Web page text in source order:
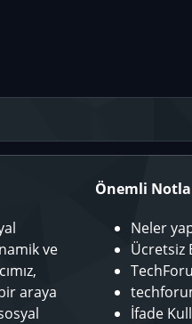
ve
araya
Önemli
Neler
Ücretsiz
İfade